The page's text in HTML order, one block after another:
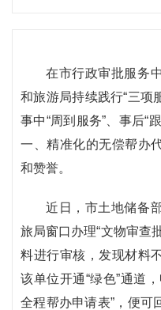
在市行政审批服务
和旅游局持续践行“三项
事中“周到服务”、事后“
一、精准化的无偿帮办
和赞誉。
近日，市土地储备
旅局窗口办理“文物审查
料进行审核，发现材料
该单位开通“绿色”通道
全程帮办申请表”，便可